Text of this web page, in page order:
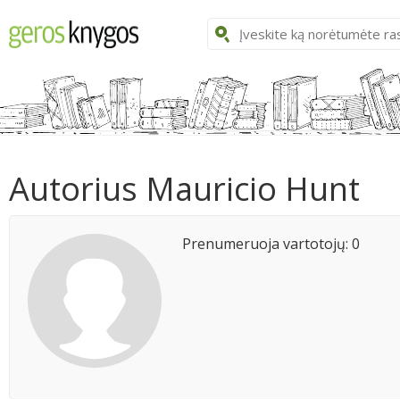
Autorius Mauricio Hunt
Prenumeruoja vartotojų: 0